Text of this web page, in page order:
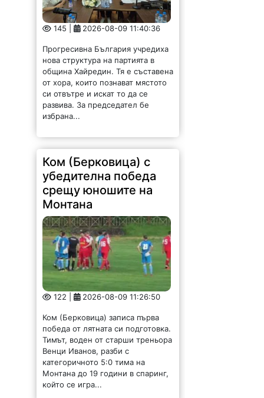
145 | 2026-08-09 11:40:36
Прогресивна България учредиха
нова структура на партията в
община Хайредин. Тя е съставена
от хора, които познават мястото
си отвътре и искат то да се
развива. За председател бе
избрана...
Ком (Берковица) с
убедителна победа
срещу юношите на
Монтана
122 | 2026-08-09 11:26:50
Ком (Берковица) записа първа
победа от лятната си подготовка.
Тимът, воден от старши треньора
Венци Иванов, разби с
категоричното 5:0 тима на
Монтана до 19 години в спаринг,
който се игра...